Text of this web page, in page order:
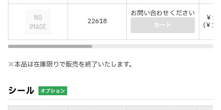
22618
お問い合わせください
カート
￥
(￥
※本品は在庫限りで販売を終了いたします。
シール オプション